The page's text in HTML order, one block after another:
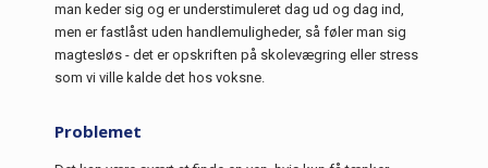
man keder sig og er understimuleret dag ud og dag ind,
men er fastlåst uden handlemuligheder, så føler man sig
magtesløs - det er opskriften på skolevægring eller stress
som vi ville kalde det hos voksne.
Problemet